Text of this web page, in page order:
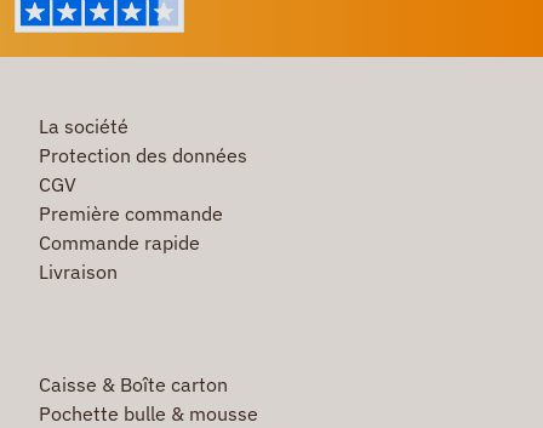
La société
Protection des données
CGV
Première commande
Commande rapide
Livraison
Caisse & Boîte carton
Pochette bulle & mousse